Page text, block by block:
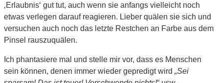
‚Erlaubnis‘ gut tut, auch wenn sie anfangs vielleicht noch
etwas verlegen darauf reagieren. Lieber quälen sie sich und
versuchen auch noch das letzte Restchen an Farbe aus dem
Pinsel rauszuquälen.
Ich phantasiere mal und stelle mir vor, dass es Menschen
sein können, denen immer wieder gepredigt wird „Sei